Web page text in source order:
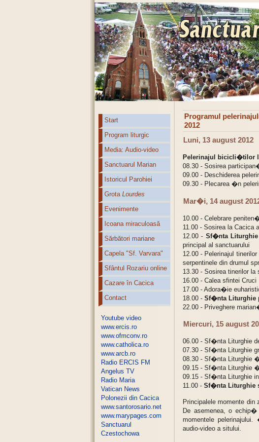
Start
Program liturgic
Media: Audio-video
Sanctuarul Marian
Istoricul Parohiei
Grota Lourdes
Evenimente
Icoana miraculoasă
Sărbători mariane
Capela "Sf. Varvara"
Sfântul Rozariu online
Cazare în Cacica
Contact
Youtube video
www.ercis.ro
www.ofmconv.ro
www.catholica.ro
www.arcb.ro
Radio ERCIS FM
Angelus TV
Radio Maria
Vatican News
Polonezii din Cacica
www.santorosario.net
www.marypages.com
Sanctuarul
Czestochowa
Programul
2012
Luni, 13 august 2012
Pelerinajul bicicli�tilor
08.30 - Sosirea
09.00 - Deschiderea
09.30 - Plecarea �n
Mar�i, 14 august
10.00 - Celebrare
11.00 - Sosirea la
12.00 - Sf�nta
principal al sanctuarului
12.00 - Pelerinajul
serpentinele din drumul
13.30 - Sosirea tinerilor la
16.00 - Calea sfintei Cruci
17.00 - Adora�ie
18.00 - Sf�nta Liturghie
22.00 - Priveghere
Miercuri, 15 august
06.00 - Sf�nta Liturghie
07.30 - Sf�nta Liturghie
08.30 - Sf�nta Liturghie
09.15 - Sf�nta Liturghie
09.15 - Sf�nta Liturghie
11.00 - Sf�nta Liturghie
Principalele momente
De asemenea, o
momentele
audio-video a sitului.